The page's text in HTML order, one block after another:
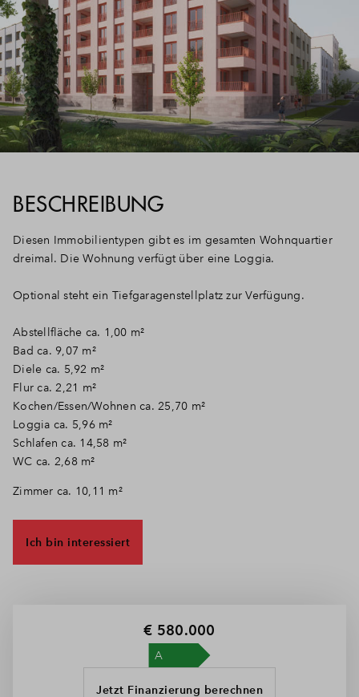
BESCHREIBUNG
Diesen Immobilientypen gibt es im gesamten Wohnquartier
dreimal. Die Wohnung verfügt über eine Loggia.
Optional steht ein Tiefgaragenstellplatz zur Verfügung.
Abstellfläche ca. 1,00 m²
Bad ca. 9,07 m²
Diele ca. 5,92 m²
Flur ca. 2,21 m²
Kochen/Essen/Wohnen ca. 25,70 m²
Loggia ca. 5,96 m²
Schlafen ca. 14,58 m²
WC ca. 2,68 m²
Zimmer ca. 10,11 m²
Ich bin interessiert
€ 580.000
Jetzt Finanzierung berechnen